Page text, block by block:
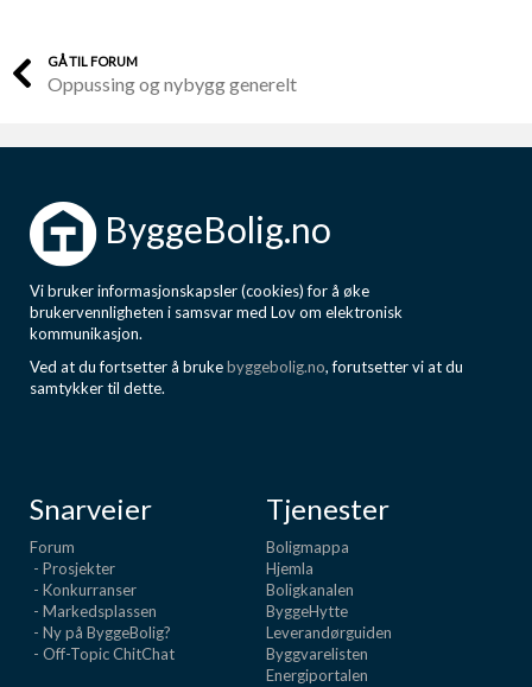
GÅ TIL FORUM
Oppussing og nybygg generelt
ByggeBolig.no
Vi bruker informasjonskapsler (cookies) for å øke
brukervennligheten i samsvar med Lov om elektronisk
kommunikasjon.
Ved at du fortsetter å brukebyggebolig.no, forutsetter vi at du
samtykker til dette.
Snarveier
Forum
- Prosjekter
- Konkurranser
- Markedsplassen
- Ny på ByggeBolig?
- Off-Topic ChitChat
Tjenester
Boligmappa
Hjemla
Boligkanalen
ByggeHytte
Leverandørguiden
Byggvarelisten
Energiportalen